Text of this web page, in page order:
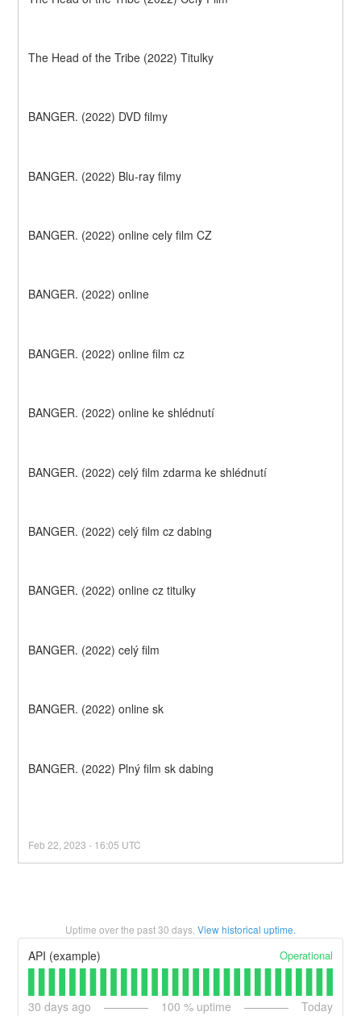
The Head of the Tribe (2022) Titulky
BANGER. (2022) DVD filmy
BANGER. (2022) Blu-ray filmy
BANGER. (2022) online cely film CZ
BANGER. (2022) online
BANGER. (2022) online film cz
BANGER. (2022) online ke shlédnutí
BANGER. (2022) celý film zdarma ke shlédnutí
BANGER. (2022) celý film cz dabing
BANGER. (2022) online cz titulky
BANGER. (2022) celý film
BANGER. (2022) online sk
BANGER. (2022) Plný film sk dabing
Feb22 ,2023 - 16:05 UTC
Uptime over the past30 days. View historical uptime.
API (example) Operational
30 days ago 100 % uptime Today